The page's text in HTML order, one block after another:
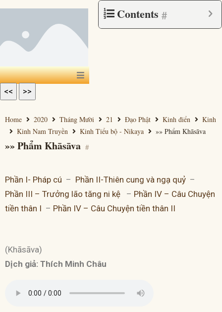
Contents #
<< >>
»» Phẩm Khāsāva #
Home 2020 Tháng Mười 21 Đạo Phật Kinh điển
Kinh
Kinh Nam Truyền
Kinh Tiểu bộ - Nikaya »» Phẩm Khāsāva
Phần I- Pháp cú – Phần II-Thiên cung và ngạ quỷ –
Phần III – Trưởng lão tăng ni kệ – Phần IV – Câu Chuyện
tiền thân I – Phần IV – Câu Chuyện tiền thân II
(Khāsāva)
Dịch giả: Thích Minh Châu